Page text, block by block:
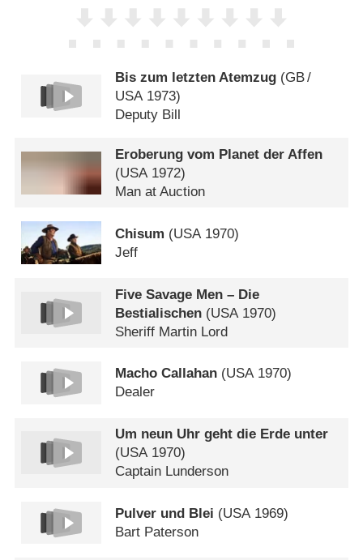
Bis zum letzten Atemzug (GB/
USA1973)
Deputy Bill
Eroberung vom Planet der Affen
(USA1972)
Man at Auction
Chisum (USA 1970)
Jeff
Five Savage Men – Die
Bestialischen (USA 1970)
Sheriff Martin Lord
Macho Callahan (USA1970)
Dealer
Um neun Uhr geht die Erde unter
(USA1970)
Captain Lunderson
Pulver und Blei (USA1969)
Bart Paterson